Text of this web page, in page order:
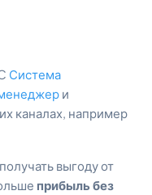
Система
и
каналах, например
выгоду от
прибыль без